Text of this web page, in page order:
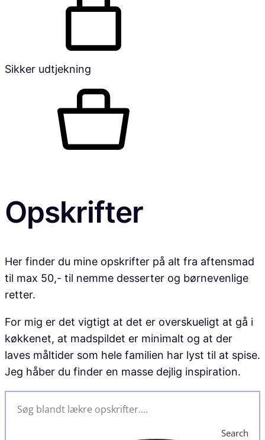
Sikker udtjekning
Opskrifter
Her finder du mine opskrifter på alt fra aftensmad
til max 50,- til nemme desserter og børnevenlige
retter.
For mig er det vigtigt at det er overskueligt at gå i
køkkenet, at madspildet er minimalt og at der
laves måltider som hele familien har lyst til at spise.
Jeg håber du finder en masse dejlig inspiration.
Search